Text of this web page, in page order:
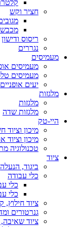
חציר וקש
ריסוס ודישון
נגררים
מעמיסים
מעמיסים
מעמיסים
יעים אופניים
מלגזות
מלגזות
מלגזות שדה
היי-טק
מיכון וציוד
מיכון וציוד
טכנולוגיה
ציוד
ביגוד,
כלי עבודה
כלי
כלי
ציוד
גנרטורים
ציוד שאיבה,